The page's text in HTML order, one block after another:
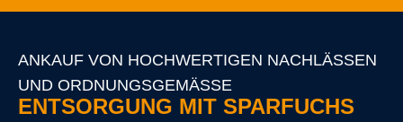
ANKAUF VON HOCHWERTIGEN NACHLÄSSEN
UND ORDNUNGSGEMÄSSE
ENTSORGUNG MIT SPARFUCHS